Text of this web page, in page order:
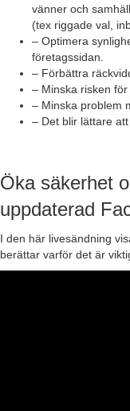
vänner och
(tex riggade val,
– Optimera
företagssidan.
– Förbättra
– Minska risken
– Minska problem
– Det blir lättare
Öka säkerhet
uppdaterad
I den här livesändning
berättar varför det är